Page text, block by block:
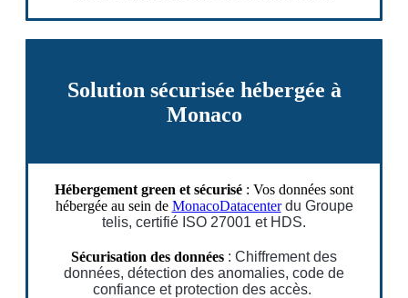
Solution sécurisée hébergée à
Monaco
Hébergement green et sécurisé : Vos données sont
hébergée au sein de MonacoDatacenter du Groupe
telis, certifié ISO 27001 et HDS.
Sécurisation des données : Chiffrement des
données, détection des anomalies, code de
confiance et protection des accès.